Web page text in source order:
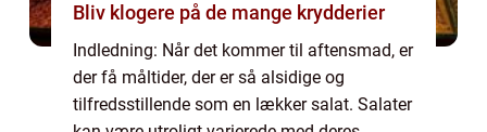
Bliv klogere på de mange krydderier
Indledning: Når det kommer til aftensmad, er
der få måltider, der er så alsidige og
tilfredsstillende som en lækker salat. Salater